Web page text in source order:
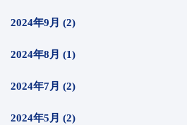
2024年9月 (2)
2024年8月 (1)
2024年7月 (2)
2024年5月 (2)